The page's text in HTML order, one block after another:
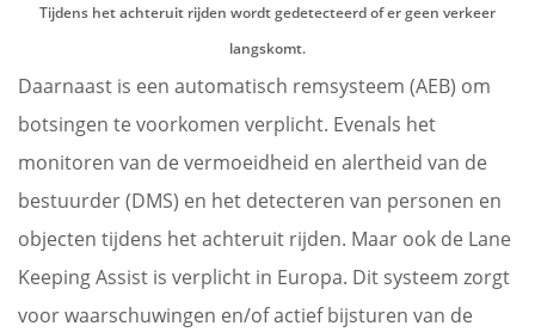
Tijdens het achteruit rijden wordt gedetecteerd of er geen verkeer
langskomt.
Daarnaast is een automatisch remsysteem (AEB) om
botsingen te voorkomen verplicht. Evenals het
monitoren van de vermoeidheid en alertheid van de
bestuurder (DMS) en het detecteren van personen en
objecten tijdens het achteruit rijden. Maar ook de Lane
Keeping Assist is verplicht in Europa. Dit systeem zorgt
voor waarschuwingen en/of actief bijsturen van de